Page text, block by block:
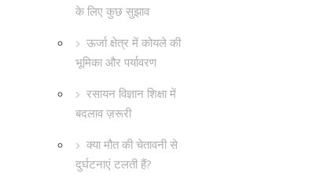
के लिए कुछ सुझाव
ऊर्जा क्षेत्र में कोयले की
भूमिका और पर्यावरण
रसायन विज्ञान शिक्षा में
बदलाव ज़रूरी
क्या मौत की चेतावनी से
दुर्घटनाएं टलती हैं?